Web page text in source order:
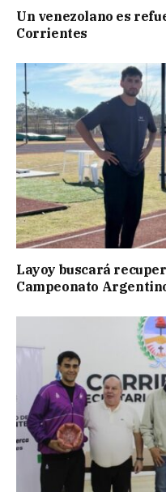
Un venezolano es
Corrientes
Layoy buscará
Campeonato